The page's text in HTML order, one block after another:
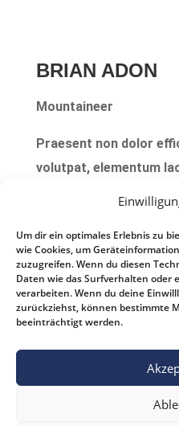
Um dir ein optimales Erlebnis zu
wie Cookies, um
zuzugreifen. Wenn du diesen
Daten wie das Surfverhalten oder
verarbeiten. Wenn du deine
zurückziehst, können bestimmte
beeinträchtigt werden.
BRIAN ADON
Mountaineer
Praesent non dolor
volutpat, elementum
ligula. Donec a sem ut
ut elit. Proin
quis semper nibh